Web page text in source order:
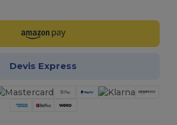
Devis Express